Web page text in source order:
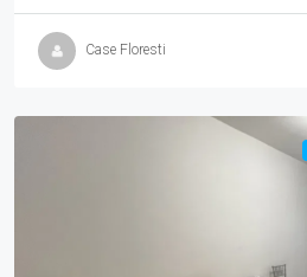
Case Floresti